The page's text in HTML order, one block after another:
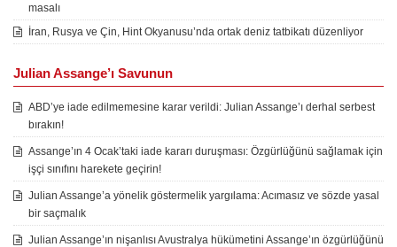
masalı
İran, Rusya ve Çin, Hint Okyanusu’nda ortak deniz tatbikatı düzenliyor
Julian Assange’ı Savunun
ABD’ye iade edilmemesine karar verildi: Julian Assange’ı derhal serbest
bırakın!
Assange’ın 4 Ocak’taki iade kararı duruşması: Özgürlüğünü sağlamak için
işçi sınıfını harekete geçirin!
Julian Assange’a yönelik göstermelik yargılama: Acımasız ve sözde yasal
bir saçmalık
Julian Assange’ın nişanlısı Avustralya hükümetini Assange’ın özgürlüğünü